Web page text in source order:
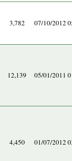
3,782 07/10/2012
12,139 05/01/2011
4,450 01/07/2012